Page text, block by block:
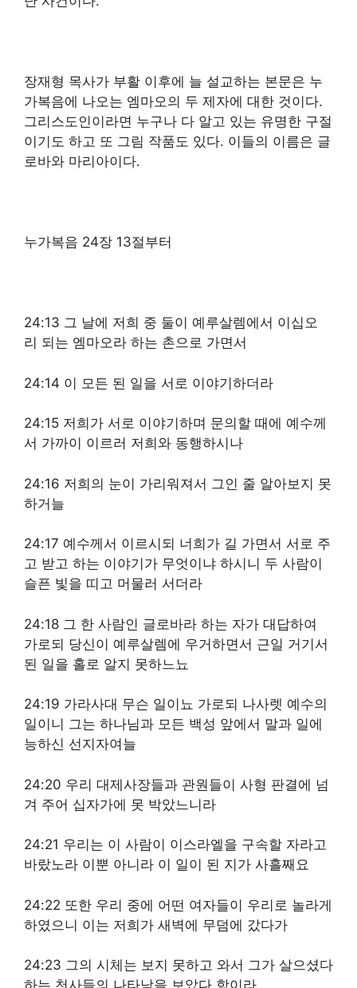
장재형 목사가 부활 이후에 늘 설교하는 본문은 누
가복음에 나오는 엠마오의 두 제자에 대한 것이다.
그리스도인이라면 누구나 다 알고 있는 유명한 구절
이기도 하고 또 그림 작품도 있다. 이들의 이름은 글
로바와 마리아이다.
누가복음 24장 13절부터
24:13 그 날에 저희 중 둘이 예루살렘에서 이십오
리 되는 엠마오라 하는 촌으로 가면서
24:14 이 모든 된 일을 서로 이야기하더라
24:15 저희가 서로 이야기하며 문의할 때에 예수께
서 가까이 이르러 저희와 동행하시나
24:16 저희의 눈이 가리워져서 그인 줄 알아보지 못
하거늘
24:17 예수께서 이르시되 너희가 길 가면서 서로 주
고 받고 하는 이야기가 무엇이냐 하시니 두 사람이
슬픈 빛을 띠고 머물러 서더라
24:18 그 한 사람인 글로바라 하는 자가 대답하여
가로되 당신이 예루살렘에 우거하면서 근일 거기서
된 일을 홀로 알지 못하느뇨
24:19 가라사대 무슨 일이뇨 가로되 나사렛 예수의
일이니 그는 하나님과 모든 백성 앞에서 말과 일에
능하신 선지자여늘
24:20 우리 대제사장들과 관원들이 사형 판결에 넘
겨 주어 십자가에 못 박았느니라
24:21 우리는 이 사람이 이스라엘을 구속할 자라고
바랐노라 이뿐 아니라 이 일이 된 지가 사흘째요
24:22 또한 우리 중에 어떤 여자들이 우리로 놀라게
하였으니 이는 저희가 새벽에 무덤에 갔다가
24:23 그의 시체는 보지 못하고 와서 그가 살으셨다
하는 천사들의 나타남을 보았다 함이라